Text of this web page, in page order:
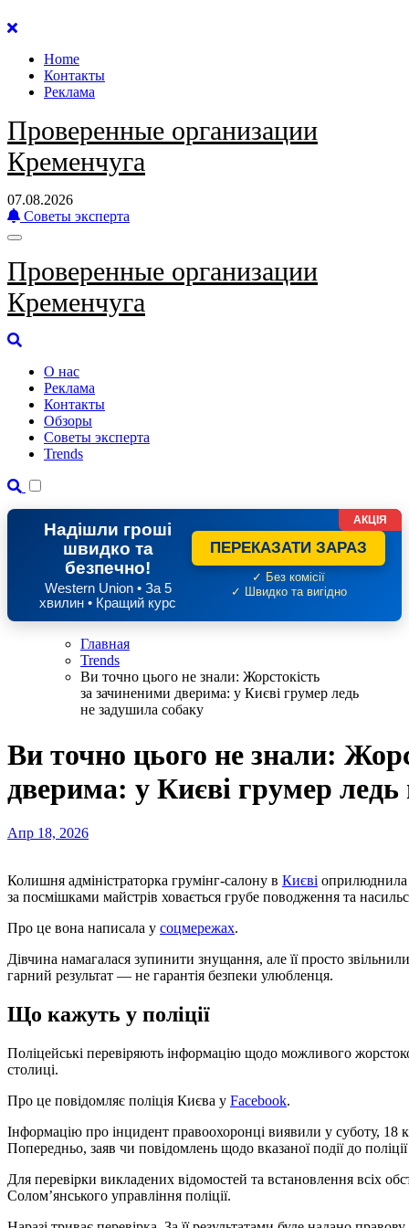
Перейти
содержанию
Home
Контакты
Реклама
Проверенные организации
Кременчуга
07.08.2026
Советы эксперта
Проверенные организации
Кременчуга
О нас
Реклама
Контакты
Обзоры
Советы эксперта
Trends
Надішли гроші
швидко та
безпечно!
Western Union • За 5
хвилин • Кращий курс
ПЕРЕКАЗАТИ ЗАРАЗ
✓ Без комісії
✓ Швидко та вигідно
АКЦІЯ
Главная
Trends
Ви точно цього не знали: Жорстокість
за зачиненими дверима: у Києві грумер ледь
не задушила собаку
Ви точно цього не знали:
дверима: у Києві грумер
Апр 18, 2026
Колишня адміністраторка грумінг-салону в Києві оприлюднила
за посмішками майстрів ховається грубе поводження та
Про це вона написала у соцмережах.
Дівчина намагалася зупинити знущання, але її просто
гарний результат — не гарантія безпеки улюбленця.
Що кажуть у поліції
Поліцейські перевіряють інформацію щодо можливого
столиці.
Про це повідомляє поліція Києва у Facebook.
Інформацію про інцидент правоохоронці виявили у суботу, 18
Попередньо, заяв чи повідомлень щодо вказаної події до
Для перевірки викладених відомостей та встановлення всіх
Солом’янського управління поліції.